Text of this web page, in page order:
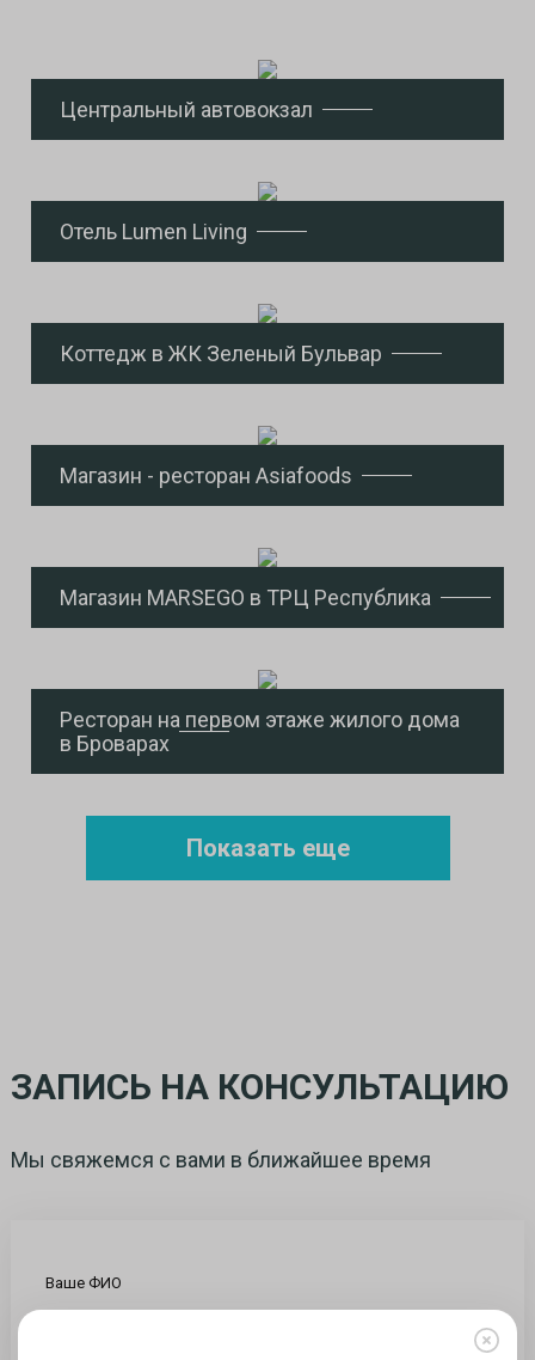
Центральный автовокзал
Отель Lumen Living
Коттедж в ЖК Зеленый Бульвар
Магазин - ресторан Asiafoods
Магазин MARSEGO в ТРЦ Республика
Ресторан на первом этаже жилого дома
в Броварах
Показать еще
ЗАПИСЬ НА КОНСУЛЬТАЦИЮ
Мы свяжемся с вами в ближайшее время
Ваше ФИО